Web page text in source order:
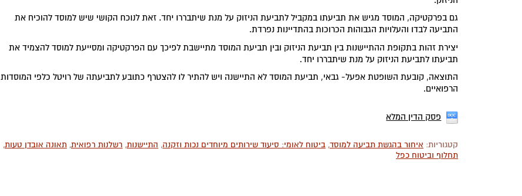
גם בפרקטיקה, המוסד מגיש את תביעתו במקביל לתביעת הניזוק על מנת שיתבררו יחד. זאת לנוכח הקושי שיש למוסד להוכיח את
התביעה לבדו והעלויות הגבוהות הכרוכות בהתדיינות נפרדת.
יצירת זהות בתקופת ההתיישנות בין תביעת הניזוק ובין תביעת המוסד מתיישבת לפיכך עם הפרקטיקה ומסייעת למוסד להצמיד את
תביעתו לתביעת הניזוק על מנת שיתבררו יחד.
התוצאה, קובעת השופטת אפעל- גבאי, תביעת המוסד לא התיישנה ויש להתיר לו להצטרף כתובע לתביעתה של רויטל כלפי המוסדות
הרפואיים.
פסק הדין המלא
קטגוריות: איחור בהגשת תביעה למוסד, ביטוח לאומי: סיעוד שירותים מיוחדים נכות וזקנה, התיישנות, רשלנות רפואית, תאונה אובדן טעות,
תחלוף וביטוח כפל